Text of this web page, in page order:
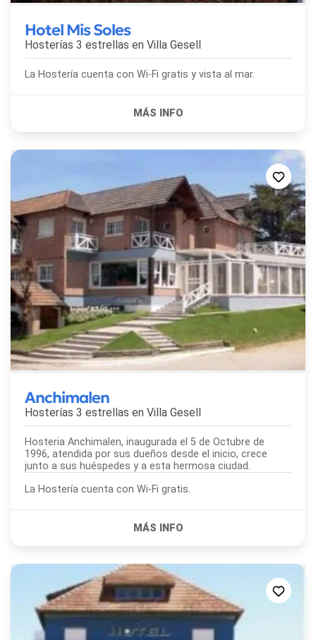
Hotel Mis Soles
Hosterías 3 estrellas en Villa Gesell
La Hostería cuenta con Wi-Fi gratis y vista al mar.
Anchimalen
Hosterías 3 estrellas en Villa Gesell
Hosteria Anchimalen, inaugurada el 5 de Octubre de
1996, atendida por sus dueños desde el inicio, crece
junto a sus huéspedes y a esta hermosa ciudad.
La Hostería cuenta con Wi-Fi gratis.